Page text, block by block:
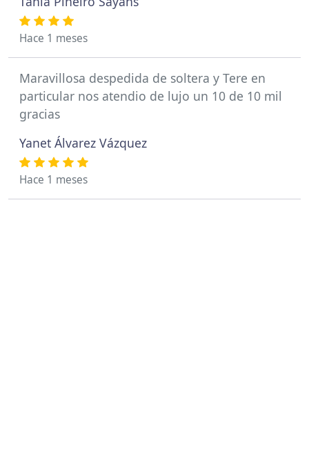
Hace 1 meses
Maravillosa despedida de soltera y Tere en
particular nos atendio de lujo un 10 de 10 mil
gracias
Yanet Álvarez Vázquez
Hace 1 meses